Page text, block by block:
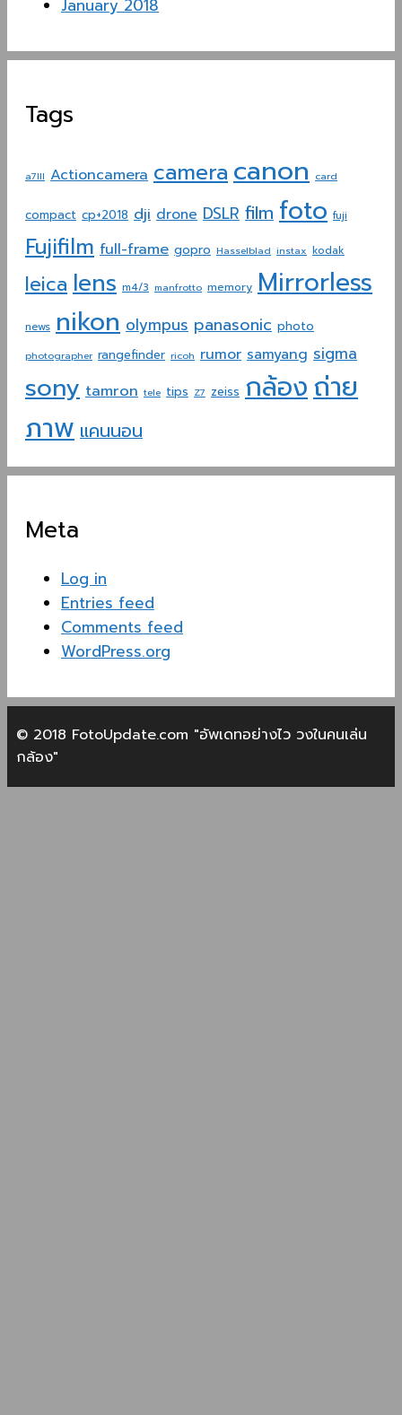
January 2018
Tags
a7III Actioncamera cameracanon card
compact cp+2018 dji drone DSLR film foto fuji
Fujifilm full-frame gopro Hasselblad instax kodak
leica lens m4/3 manfrotto memory Mirrorless
news nikon olympus panasonic photo
photographer rangefinder ricoh rumor samyang sigma
sony tamron tele tips Z7 zeiss กล้องถ่าย
ภาพ แคนนอน
Meta
Log in
Entries feed
Comments feed
WordPress.org
© 2018 FotoUpdate.com "อัพเดทอย่างไว วงในคนเล่น
กล้อง"